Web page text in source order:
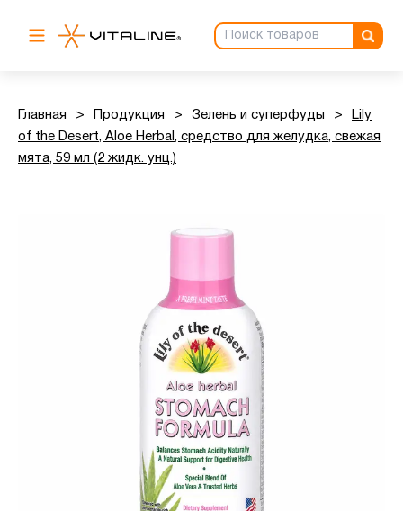
Главная > Продукция > Зелень и суперфуды >
Lily
of the Desert, Aloe Herbal, средство для желудка, свежая
мята, 59 мл (2 жидк. унц.)